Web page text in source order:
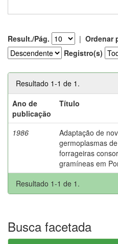
Result./Pág. | Ordenar
Registro(s)
Resultado 1-1 de 1.
Ano de
publicação
Título
1986
Adaptação de
germoplasmas
forrageiras
gramíneas em
Resultado 1-1 de 1.
Busca facetada